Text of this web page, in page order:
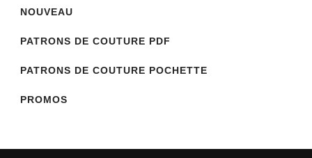
NOUVEAU
PATRONS DE COUTURE PDF
PATRONS DE COUTURE POCHETTE
PROMOS